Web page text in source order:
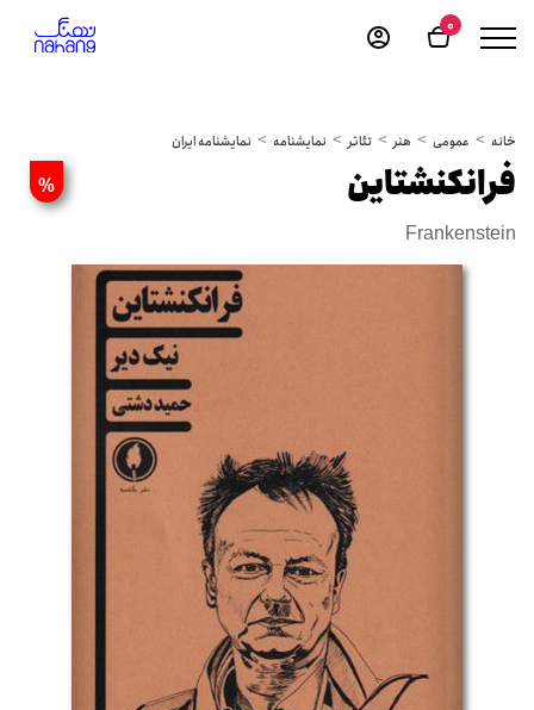
0
خانه عمومی هنر تئاتر نمایشنامه نمایشنامه ایران
% فرانکنشتاین
Frankenstein